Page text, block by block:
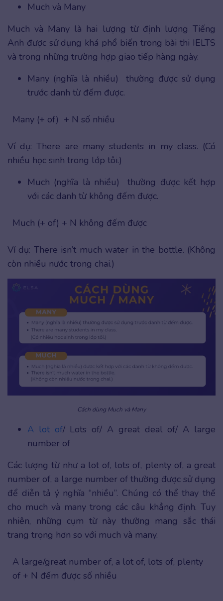
Much và Many
Much và Many là hai lượng từ định lượng Tiếng
Anh được sử dụng khá phổ biến trong bài thi IELTS
và trong những trường hợp giao tiếp hàng ngày.
Many (nghĩa là nhiều) thường được sử dụng
trước danh từ đếm được.
Many (+ of) + N số nhiều
Ví dụ: There are many students in my class. (Có
nhiều học sinh trong lớp tôi.)
Much (nghĩa là nhiều) thường được kết hợp
với các danh từ không đếm được.
Much (+ of) + N không đếm được
Ví dụ: There isn’t much water in the bottle. (Không
còn nhiều nước trong chai.)
Cách dùng Much và Many
A lot of/ Lots of/ A great deal of/ A large
number of
Các lượng từ như a lot of, lots of, plenty of, a great
number of, a large number of thường được sử dụng
để diễn tả ý nghĩa “nhiều”. Chúng có thể thay thế
cho much và many trong các câu khẳng định. Tuy
nhiên, những cụm từ này thường mang sắc thái
trang trọng hơn so với much và many.
A large/great number of, a lot of, lots of, plenty
of + N đếm được số nhiều